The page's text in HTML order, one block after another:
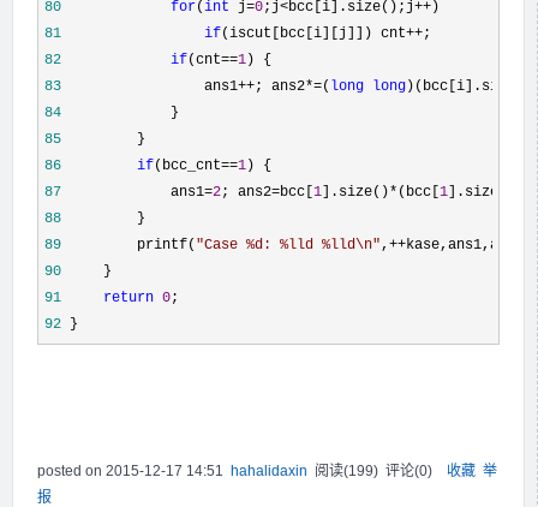
80
for(int j=0;j<bcc[i].size();j++
81
if(iscut[bcc[i][j]]) cnt++
82
if(cnt==1
83
                 ans1++; ans2*=(
long long
84
85
86
if(bcc_cnt==1
87
             ans1=
2; ans2=bcc[ 1 ].size()*(bcc[ 1 ].size()-
88
89
         printf(
"Case %d: %lld %lld\n",++
90
91
return 0
92 }
posted on 2015-12-17 14:51 hahalidaxin 阅读(199) 评论(0) 收藏 举
报